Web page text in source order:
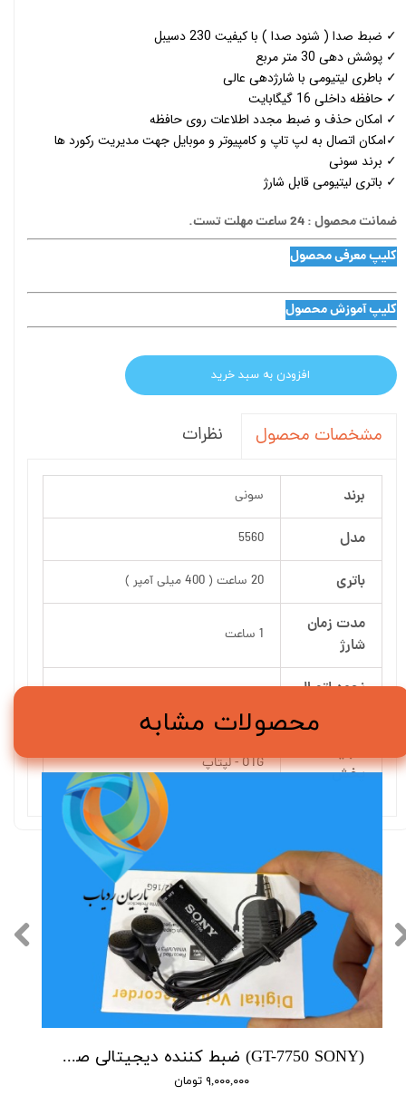
✓ ضبط صدا ( شنود صدا ) با کیفیت 230 دسیبل
✓ پوشش دهی 30 متر مربع
✓ باطری لیتیومی با شارژدهی عالی
✓ حافظه داخلی 16 گیگابایت
✓ امکان حذف و ضبط مجدد اطلاعات روی حافظه
✓امکان اتصال به لپ تاپ و کامپیوتر و موبایل جهت مدیریت رکورد ها
✓ برند سونی
✓ باتری لیتیومی قابل شارژ
ضمانت محصول : 24 ساعت مهلت تست.
کلیپ معرفی محصول
کلیپ آموزش محصول
افزودن به سبد خرید
مشخصات محصول نظرات
برند سونی
مدل 5560
باتری 20 ساعت ( 400 میلی آمپر )
مدت زمان
شارژ
1 ساعت
نحوه اتصال
قابلیت
پخش
OTG - لپتاپ
(GT-7750 SONY) ضبط کننده دیجیتالی صدا سونی - 16 گیگابایت - سنسور هوشمند صدا
۹,۰۰۰,۰۰۰ تومان
محصولات مشابه